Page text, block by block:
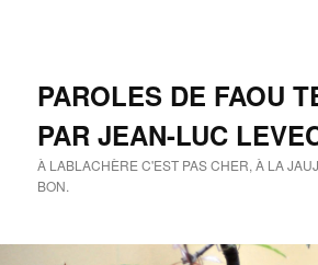
PAROLES DE FAOU
PAR JEAN-LUC
À LABLACHÈRE C'EST PAS CHER, À LA
BON.